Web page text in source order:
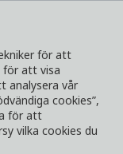
för att
för att visa
analysera vår
cookies”,
för att
vilka cookies du